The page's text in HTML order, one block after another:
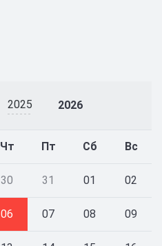
2025 2026
Чт Пт Сб Вс
30 31 01 02
06 07 08 09